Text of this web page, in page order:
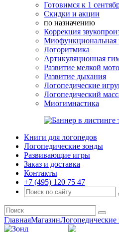
Готовимся к 1
Скидки и акции
по назначению
Коррекция
Миофункциональная
Логоритмика
Артикуляционная
Развитие мелкой
Развитие дыхания
Логопедические
Логопедический
Миогимнастика
Книги для логопедов
Логопедические зонды
Развивающие игры
Заказ и доставка
Контакты
+7 (495) 120 75 47
ГлавнаяМагазинЛогопедические